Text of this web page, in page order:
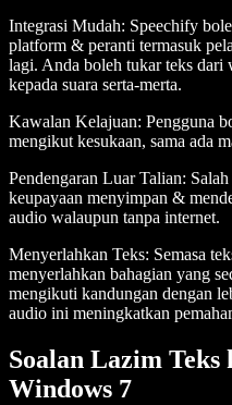
Integrasi Mudah: Speechify
platform & peranti termasuk
lagi. Anda boleh tukar teks dari
kepada suara serta-merta.
Kawalan Kelajuan: Pengguna
mengikut kesukaan, sama ada
Pendengaran Luar Talian:
keupayaan menyimpan &
audio walaupun tanpa internet.
Menyerlahkan Teks: Semasa
menyerlahkan bahagian yang
mengikuti kandungan dengan
audio ini meningkatkan
Soalan Lazim
Windows 7